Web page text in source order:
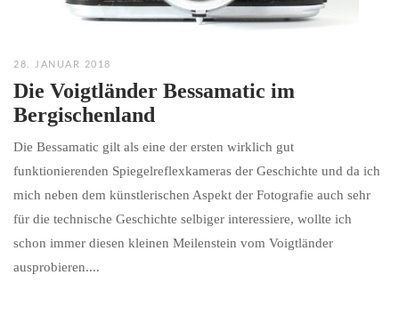
28. JANUAR 2018
Die Voigtländer Bessamatic im
Bergischenland
Die Bessamatic gilt als eine der ersten wirklich gut
funktionierenden Spiegelreflexkameras der Geschichte und da ich
mich neben dem künstlerischen Aspekt der Fotografie auch sehr
für die technische Geschichte selbiger interessiere, wollte ich
schon immer diesen kleinen Meilenstein vom Voigtländer
ausprobieren....